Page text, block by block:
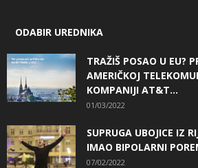
ODABIR UREDNIKA
TRAŽIŠ POSAO U EU?
AMERIČKOJ
KOMPANIJI AT&T...
01/03/2022
SUPRUGA UBOJICE IZ
IMAO BIPOLARNI
07/02/2022